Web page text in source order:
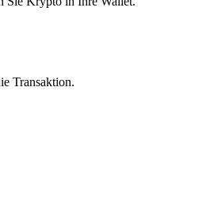
Transaktion.